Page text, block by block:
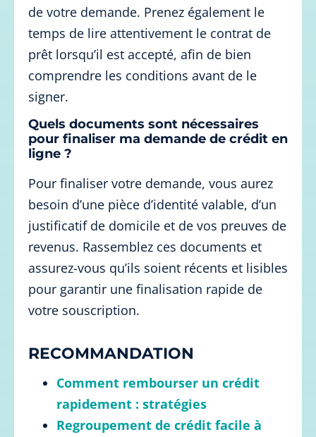
de votre demande. Prenez également le
temps de lire attentivement le contrat de
prêt lorsqu’il est accepté, afin de bien
comprendre les conditions avant de le
signer.
Quels documents sont nécessaires
pour finaliser ma demande de crédit en
ligne ?
Pour finaliser votre demande, vous aurez
besoin d’une pièce d’identité valable, d’un
justificatif de domicile et de vos preuves de
revenus. Rassemblez ces documents et
assurez-vous qu’ils soient récents et lisibles
pour garantir une finalisation rapide de
votre souscription.
RECOMMANDATION
Comment rembourser un crédit
rapidement : stratégies
Regroupement de crédit facile à